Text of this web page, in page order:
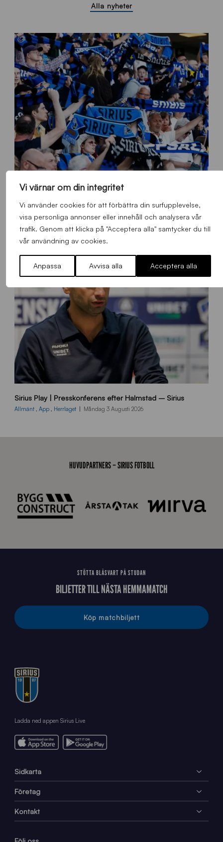
Vi värnar om din integritet
Vi använder cookies för att förbättra din surfupplevelse,
visa personliga annonser eller innehåll och analysera vår
trafik. Genom att klicka på "Acceptera alla" samtycker du till
vår användning av cookies.
Anpassa Avvisa alla Acceptera alla
Alla nyheter
2
0
2
6
Allmänt , App,Herrlaget Onsdag 5 Augusti 2026
B
2
0
6
8
Sirius Play | Presskonferens efter Halmstad – Sirius
Allmänt , App , Herrlaget Måndag 3 Augusti 2026
HUVUDPARTNERS – SIRIUS FOTBOLL
STÖTTA BLÅSVART PÅ STUDAN
BILJETTER TILL NÄSTA HEMMAMATCH
Köp matchbiljett
Ladda ned appen Sirius Live
Sidkarta
Företag
Kontakt